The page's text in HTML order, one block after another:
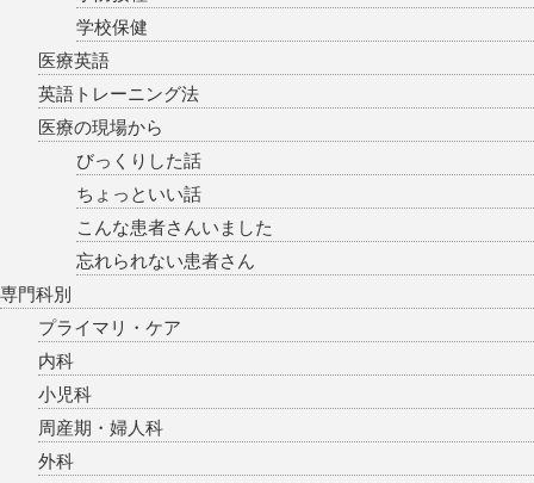
学校保健
医療英語
英語トレーニング法
医療の現場から
びっくりした話
ちょっといい話
こんな患者さんいました
忘れられない患者さん
専門科別
プライマリ・ケア
内科
小児科
周産期・婦人科
外科